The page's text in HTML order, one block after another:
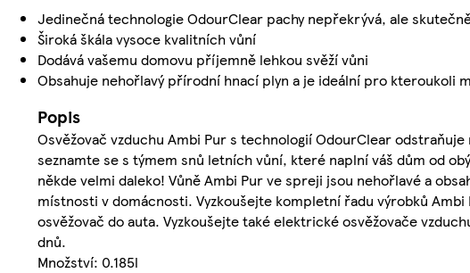
Jedinečná technologie OdourClear pachy nepřekrývá, ale
Široká škála vysoce kvalitních vůní
Dodává vašemu domovu příjemně lehkou svěží vůni
Obsahuje nehořlavý přírodní hnací plyn a je ideální pro kteroukoli
Popis
Osvěžovač vzduchu Ambi Pur s technologií OdourClear
seznamte se s týmem snů letních vůní, které naplní váš dům od
někde velmi daleko! Vůně Ambi Pur ve spreji jsou nehořlavé a
místnosti v domácnosti. Vyzkoušejte kompletní řadu výrobků
osvěžovač do auta. Vyzkoušejte také elektrické osvěžovače
dnů.
Množství: 0.185l